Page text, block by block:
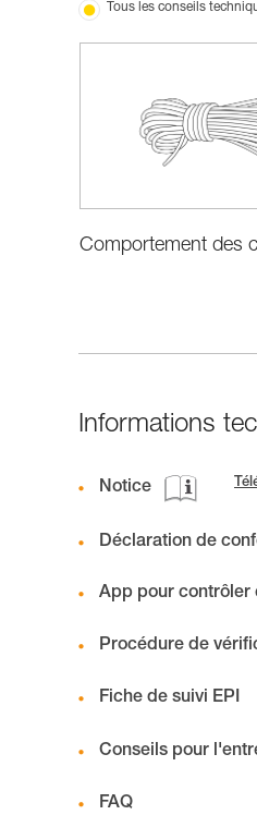
Tous les conseils
Comportement des
Informations
Notice
Déclaration de
App pour contrôler
Procédure de
Fiche de suivi EPI
Conseils pour
FAQ